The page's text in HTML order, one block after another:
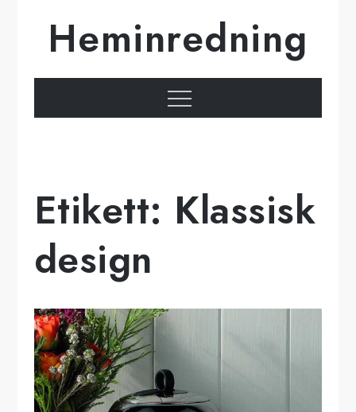
Heminredning
Meny
Etikett: Klassisk
design